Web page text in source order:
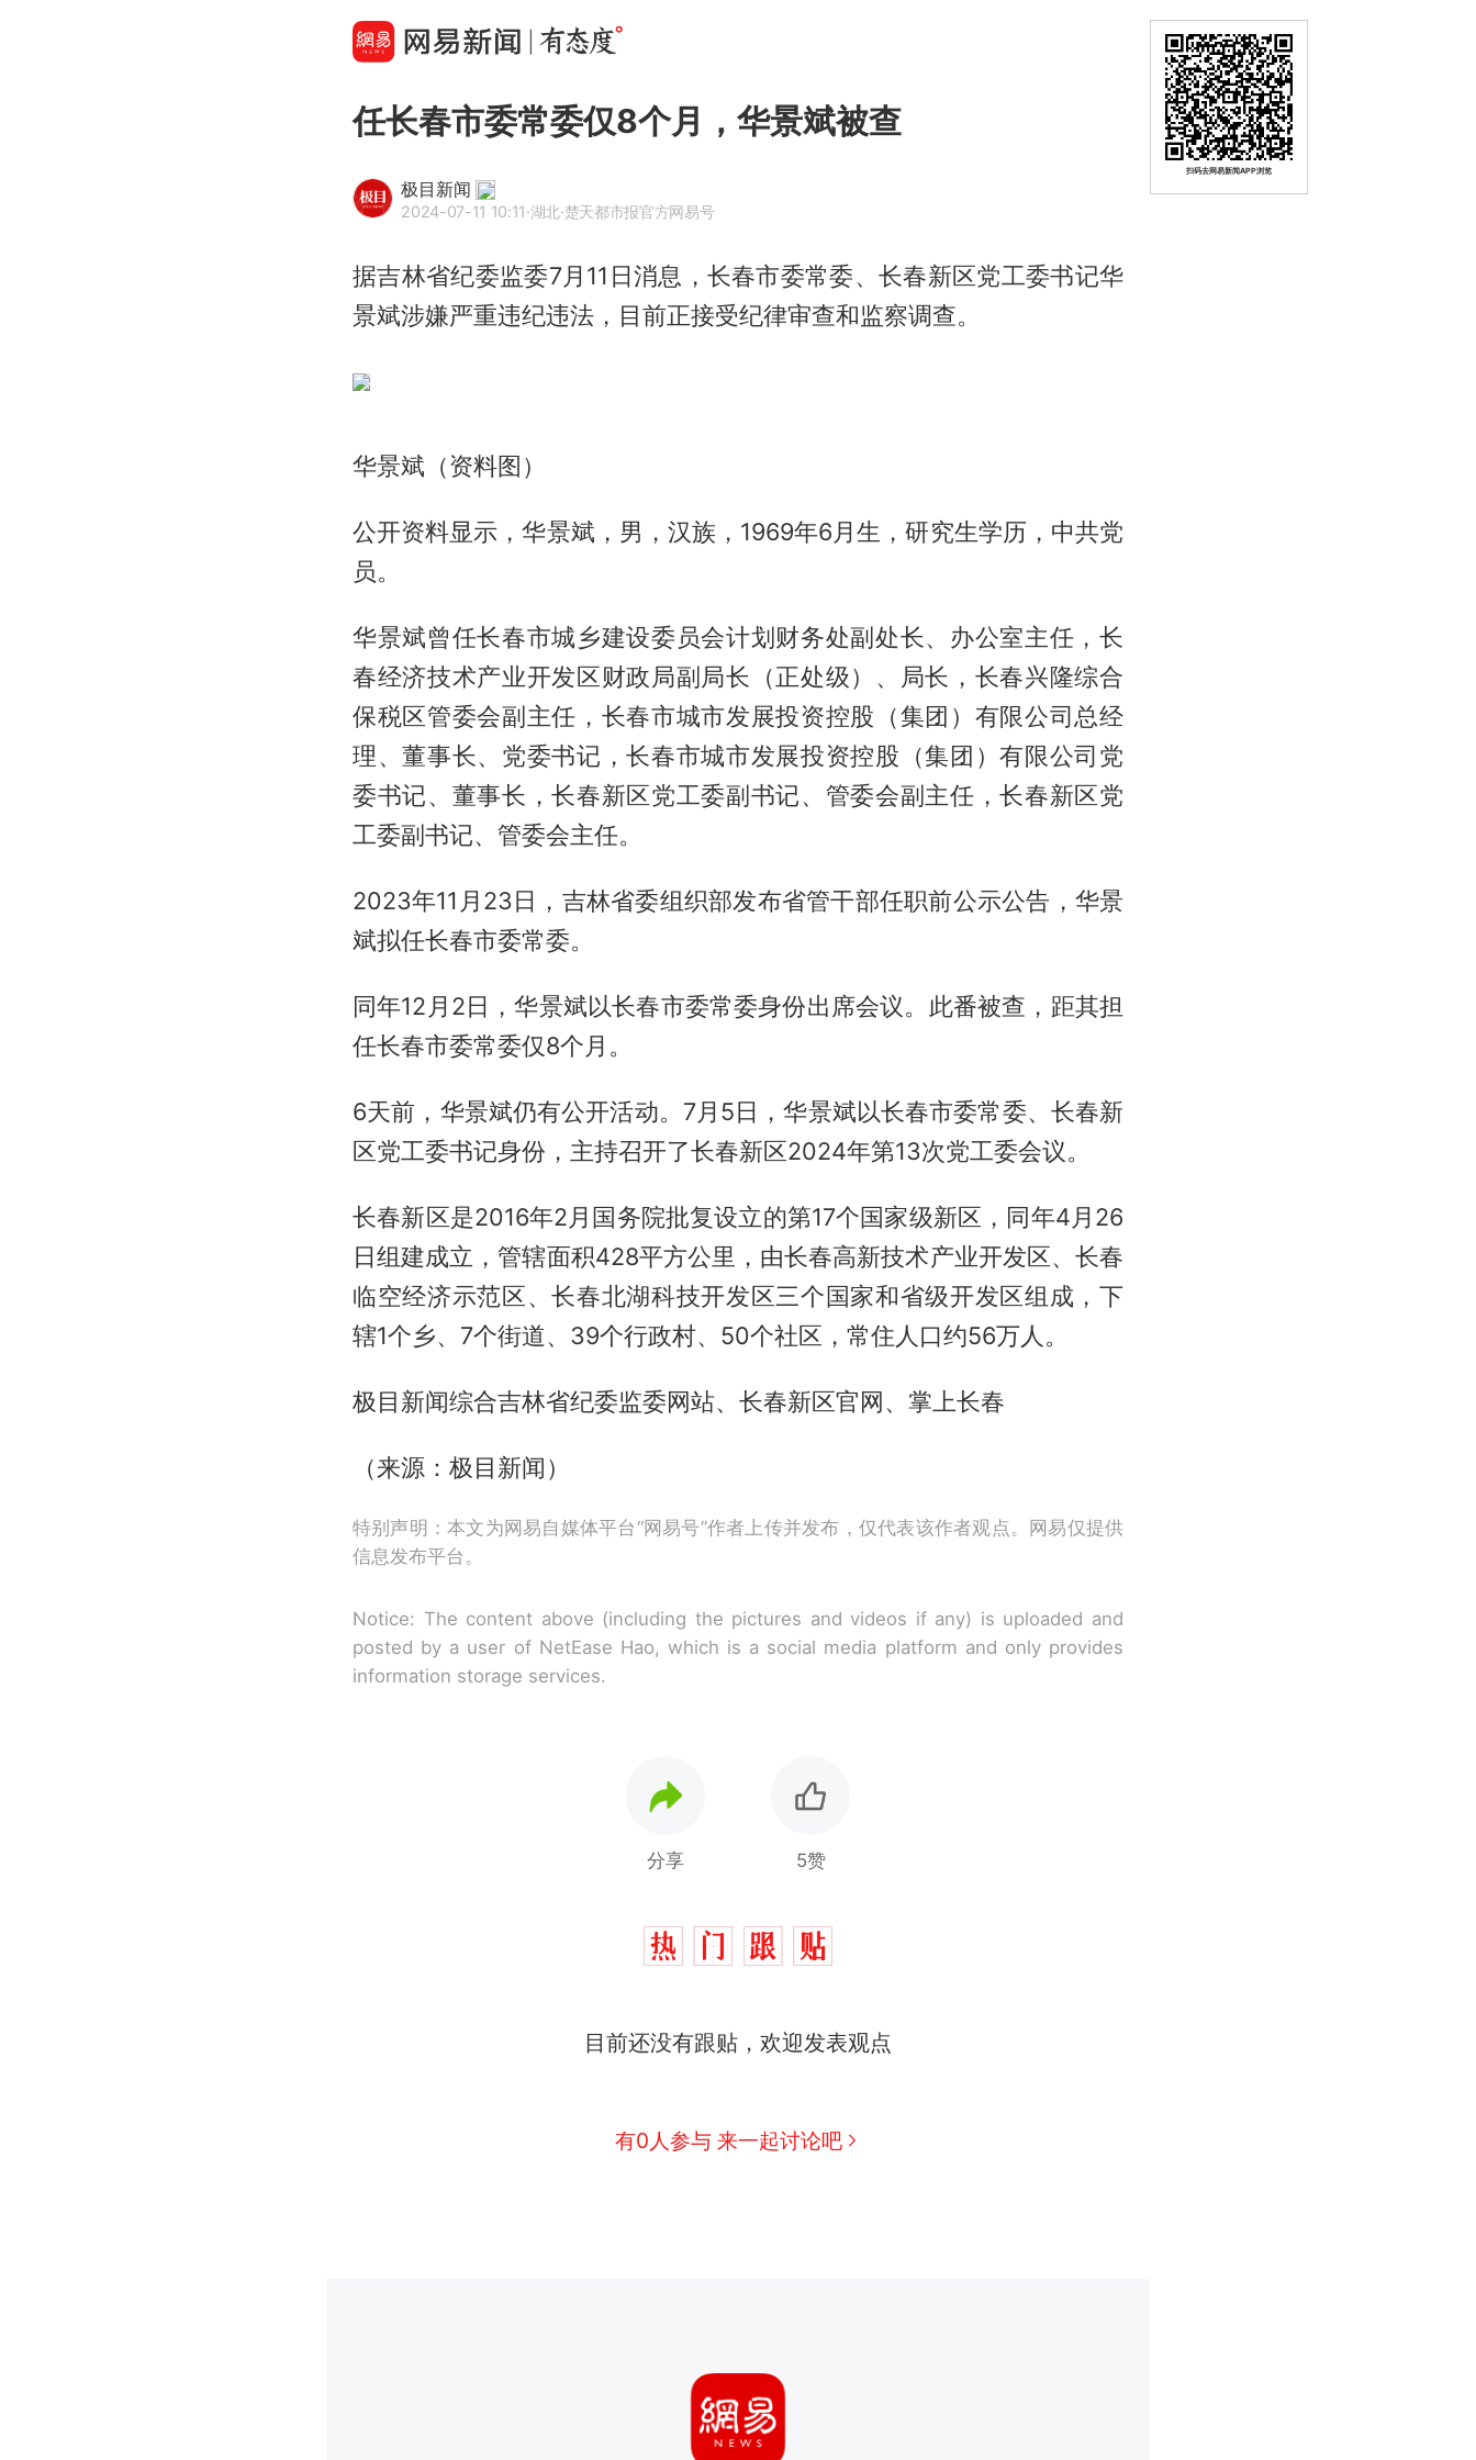
任长春市委常委仅8个月，华景斌被查
极目新闻
2024-07-11 10:11·湖北·楚天都市报官方网易号
据吉林省纪委监委7月11日消息，长春市委常委、长春新区党工委书记华
景斌涉嫌严重违纪违法，目前正接受纪律审查和监察调查。
华景斌（资料图）
公开资料显示，华景斌，男，汉族，1969年6月生，研究生学历，中共党
员。
华景斌曾任长春市城乡建设委员会计划财务处副处长、办公室主任，长
春经济技术产业开发区财政局副局长（正处级）、局长，长春兴隆综合
保税区管委会副主任，长春市城市发展投资控股（集团）有限公司总经
理、董事长、党委书记，长春市城市发展投资控股（集团）有限公司党
委书记、董事长，长春新区党工委副书记、管委会副主任，长春新区党
工委副书记、管委会主任。
2023年11月23日，吉林省委组织部发布省管干部任职前公示公告，华景
斌拟任长春市委常委。
同年12月2日，华景斌以长春市委常委身份出席会议。此番被查，距其担
任长春市委常委仅8个月。
6天前，华景斌仍有公开活动。7月5日，华景斌以长春市委常委、长春新
区党工委书记身份，主持召开了长春新区2024年第13次党工委会议。
长春新区是2016年2月国务院批复设立的第17个国家级新区，同年4月26
日组建成立，管辖面积428平方公里，由长春高新技术产业开发区、长春
临空经济示范区、长春北湖科技开发区三个国家和省级开发区组成，下
辖1个乡、7个街道、39个行政村、50个社区，常住人口约56万人。
极目新闻综合吉林省纪委监委网站、长春新区官网、掌上长春
（来源：极目新闻）
特别声明：本文为网易自媒体平台“网易号”作者上传并发布，仅代表该作者观点。网易仅提供
信息发布平台。
Notice: The content above (including the pictures and videos if any) is uploaded and
posted by a user of NetEase Hao, which is a social media platform and only provides
information storage services.
分享 5赞
目前还没有跟贴，欢迎发表观点
有0人参与 来一起讨论吧
扫码去网易新闻APP浏览